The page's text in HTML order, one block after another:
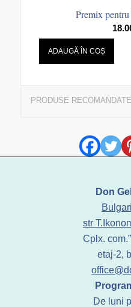
Premix
ADAUGĂ ÎN COȘ
PRODUSE RECOMANDATE
Don
str
Cplx.
etaj-2,
De luni